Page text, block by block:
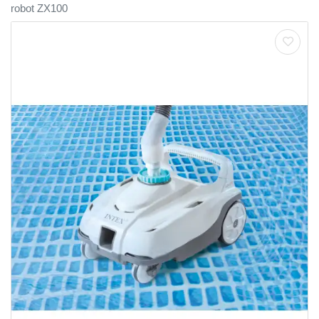
robot ZX100